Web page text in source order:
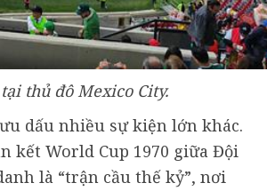
thủ đô Mexico City.
dấu nhiều sự kiện lớn khác.
kết World Cup 1970 giữa Đội
là “trận cầu thế kỷ”, nơi